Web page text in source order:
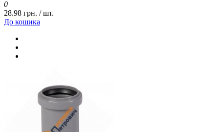
0
28.98 грн. / шт.
До кошика